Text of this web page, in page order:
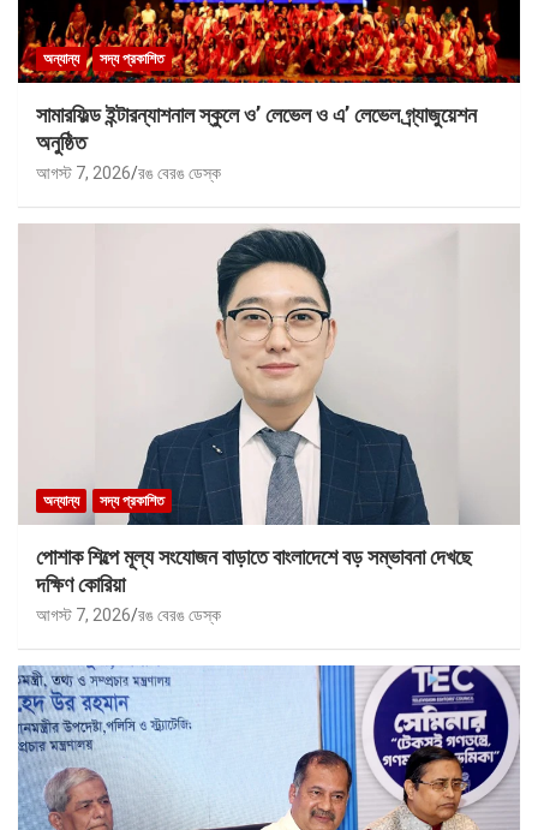
অন্যান্য সদ্য প্রকাশিত
সামারফিল্ড ইন্টারন্যাশনাল স্কুলে ও’ লেভেল ও এ’ লেভেল গ্র্যাজুয়েশন
অনুষ্ঠিত
আগস্ট 7, 2026 রঙ বেরঙ ডেস্ক
অন্যান্য সদ্য প্রকাশিত
পোশাক শিল্পে মূল্য সংযোজন বাড়াতে বাংলাদেশে বড় সম্ভাবনা দেখছে
দক্ষিণ কোরিয়া
আগস্ট 7, 2026 রঙ বেরঙ ডেস্ক